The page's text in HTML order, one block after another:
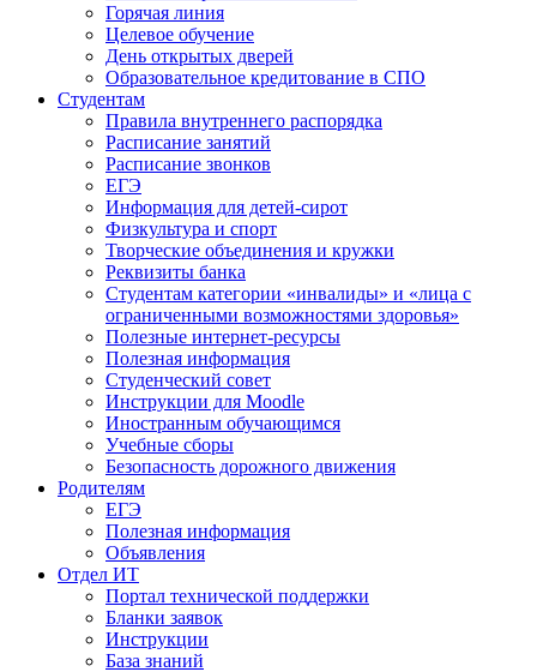
Горячая линия
Целевое обучение
День открытых дверей
Образовательное кредитование в СПО
Студентам
Правила внутреннего распорядка
Расписание занятий
Расписание звонков
ЕГЭ
Информация для детей-сирот
Физкультура и спорт
Творческие объединения и кружки
Реквизиты банка
Студентам категории «инвалиды» и «лица с
ограниченными возможностями здоровья»
Полезные интернет-ресурсы
Полезная информация
Студенческий совет
Инструкции для Moodle
Иностранным обучающимся
Учебные сборы
Безопасность дорожного движения
Родителям
ЕГЭ
Полезная информация
Объявления
Отдел ИТ
Портал технической поддержки
Бланки заявок
Инструкции
База знаний